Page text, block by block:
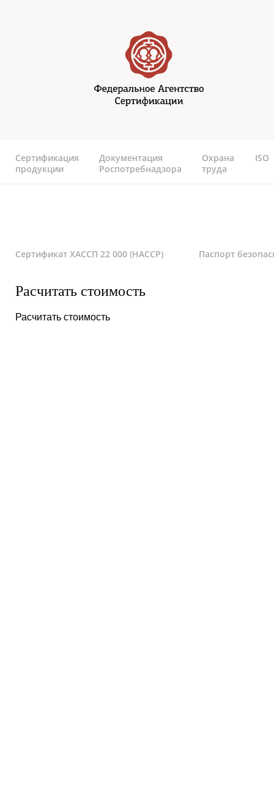
Сертификация
продукции
Документация
Роспотребнадзора
Охрана
труда
ISO
Сертификат ХАССП 22 000 (HACCP) Паспорт
Расчитать стоимость
Расчитать стоимость